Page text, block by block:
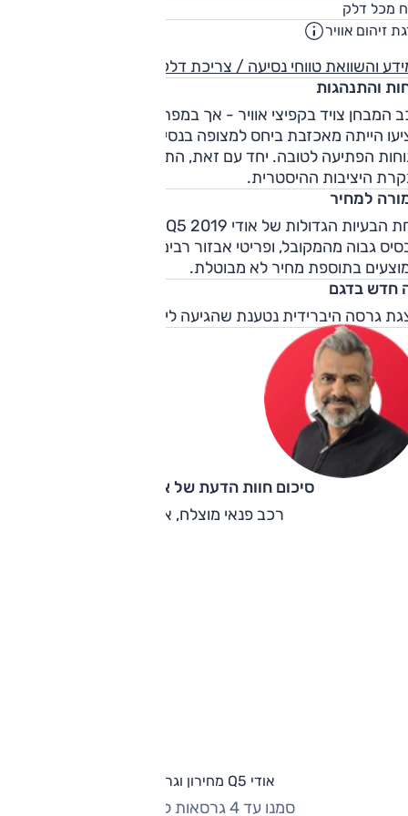
מכל דלק
זיהום אוויר
והשוואת טווחי נסיעה / צריכת דלק
והתנהגות
המבחן צויד בקפיצי אוויר - אך במפתיע, נוחות הנסיעה שאלו
הייתה מאכזבת ביחס למצופה בנסיעת כביש; בשטח דווקא
הפתיעה לטובה. יחד עם זאת, התנהגות הכביש מצוינת -
היציבות ההיסטרית.
למחיר
גבוה מהמקובל, ופריטי אבזור רבים - חלקם לא ממש יוצאי
בתוספת מחיר לא מבוטלת.
חדש בדגם
גרסה היברידית נטענת שהגיעה לישראל כמודל 2020.
סיכום חוות הדעת של אוהד אלגוב
רכב פנאי מוצלח, אך יקר.
אודי Q5 מחירון וגרסאות
סמנו עד 4 גרסאות להשוואה